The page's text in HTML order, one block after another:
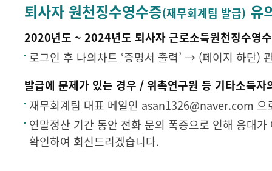
퇴사자 원천징수영수증(재무회계팀 발급) 유
2020년도 ~ 2024년도 퇴사자 근로소득원천징수영
로그인 후 나의차트 ‘증명서 출력’ → (페이지 하단)
발급에 문제가 있는 경우 / 위촉연구원 등 기타소득자
재무회계팀 대표 메일인 asan1326@naver.com
연말정산 기간 동안 전화 문의 폭증으로 인해 응대
확인하여 회신드리겠습니다.